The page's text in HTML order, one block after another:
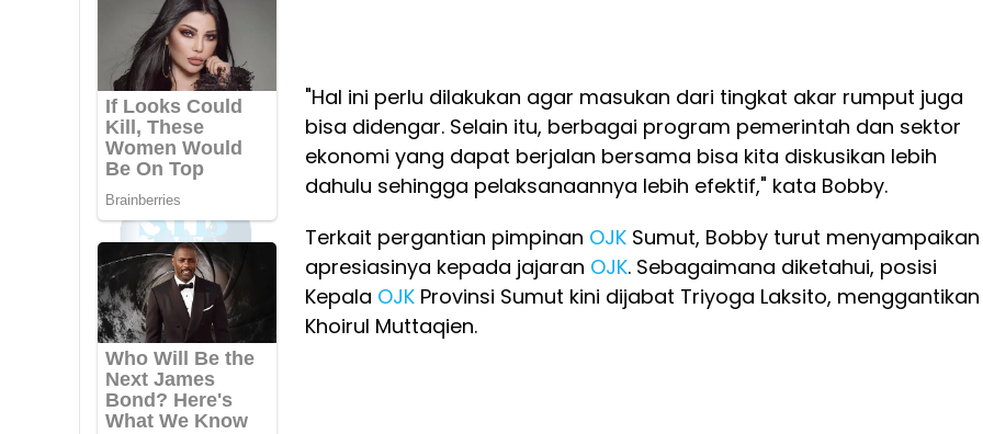
"Hal ini perlu dilakukan agar masukan dari tingkat akar rumput juga
bisa didengar. Selain itu, berbagai program pemerintah dan sektor
ekonomi yang dapat berjalan bersama bisa kita diskusikan lebih
dahulu sehingga pelaksanaannya lebih efektif," kata Bobby.
Terkait pergantian pimpinan OJK Sumut, Bobby turut menyampaikan
apresiasinya kepada jajaran OJK. Sebagaimana diketahui, posisi
Kepala OJK Provinsi Sumut kini dijabat Triyoga Laksito, menggantikan
Khoirul Muttaqien.